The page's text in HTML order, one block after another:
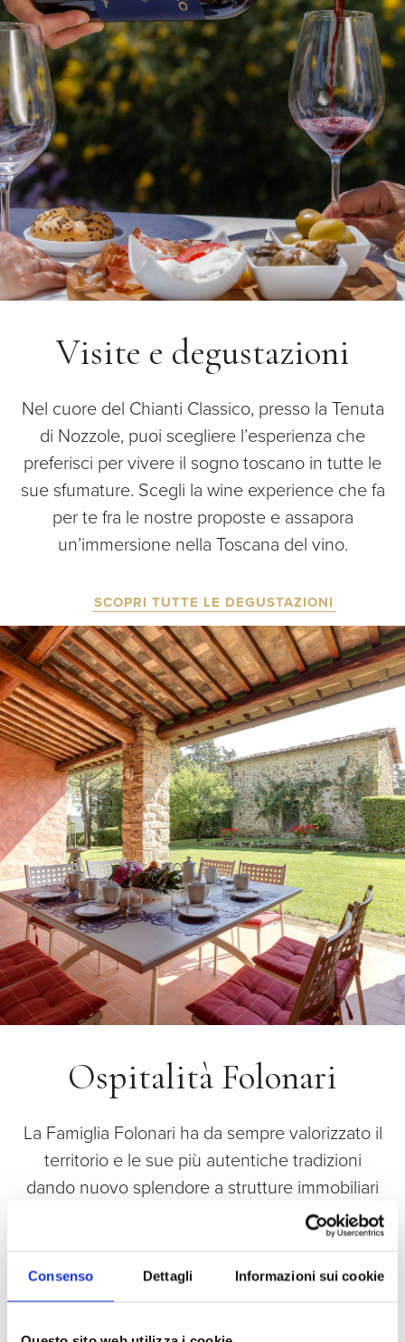
Consenso Dettagli Informazioni sui cookie
Visite e degustazioni
Nel cuore del Chianti Classico, presso la Tenuta
di Nozzole, puoi scegliere l’esperienza che
preferisci per vivere il sogno toscano in tutte le
sue sfumature. Scegli la wine experience che fa
per te fra le nostre proposte e assapora
un’immersione nella Toscana del vino.
SCOPRI TUTTE LE DEGUSTAZIONI
Ospitalità Folonari
La Famiglia Folonari ha da sempre valorizzato il
territorio e le sue più autentiche tradizioni
dando nuovo splendore a strutture immobiliari
dedicate ad una tipologia di ospitalità di lusso
che permette di assaporare il gusto del vivere
bene in Toscana: la Villa e la Casavecchia di
Nozzole situate nell’omonima Tenuta, il Borgo